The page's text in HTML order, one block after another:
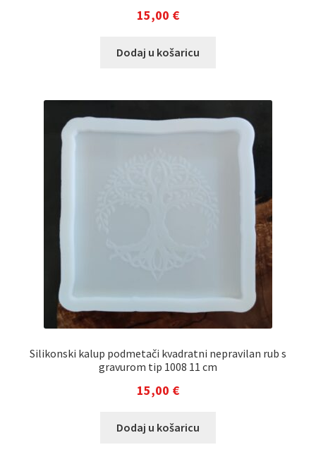
15,00 €
Dodaj u košaricu
Silikonski kalup podmetači kvadratni nepravilan rub s
gravurom tip 1008 11 cm
15,00 €
Dodaj u košaricu